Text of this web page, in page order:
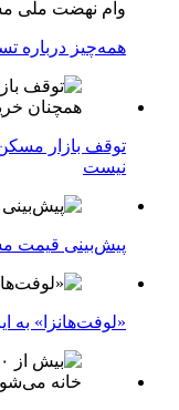
وام نهضت ملی مسکن
همه‌چیز درباره تسهیلات
توقف بازار
نیست
پیش‌بینی قیمت
«لوفت‌هانزا» به